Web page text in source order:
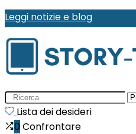
Leggi notizie e blog
Search
for:Lista dei desideri
0 Confrontare